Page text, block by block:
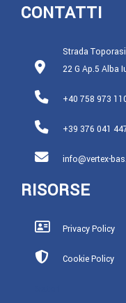
CONTATTI
Strada
22 G Ap.5 Alba
+40 758 973
+39 376 041
info@vertex-
RISORSE
Privacy Policy
Cookie Policy